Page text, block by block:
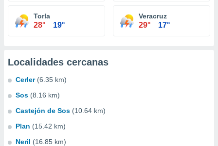
Torla
28° 19°
Veracruz
29° 17°
Localidades cercanas
Cerler (6.35 km)
Sos (8.16 km)
Castejón de Sos (10.64 km)
Plan (15.42 km)
Neril (16.85 km)